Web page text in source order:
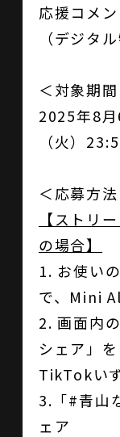
応援コメ
（デジタ
＜対象期間
2025年8
（火）
＜応募方法
【ストリ
の場合】
1. お使い
で、Mini
2. 画面内
シェア」
TikTokい
3.「#青山
ェア